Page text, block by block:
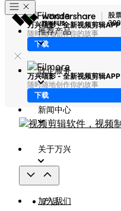
万兴喵影 - 全新视频剪辑APP
随时随地创作你的故事
下载
万兴喵影 - 全新视频剪辑APP
随时随地创作你的故事
下载
推荐产品
政企服务
新闻中心
关于万兴
加入我们
产品